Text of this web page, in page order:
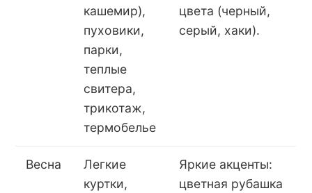
кашемир),
пуховики,
парки,
теплые
свитера,
трикотаж,
термобелье
цвета (черный,
серый, хаки).
Весна
Легкие
куртки,
Яркие акценты:
цветная рубашка